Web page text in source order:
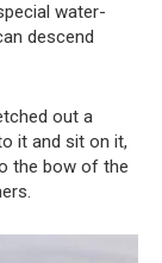
water-
descend
out a
it and sit on it,
the bow of the